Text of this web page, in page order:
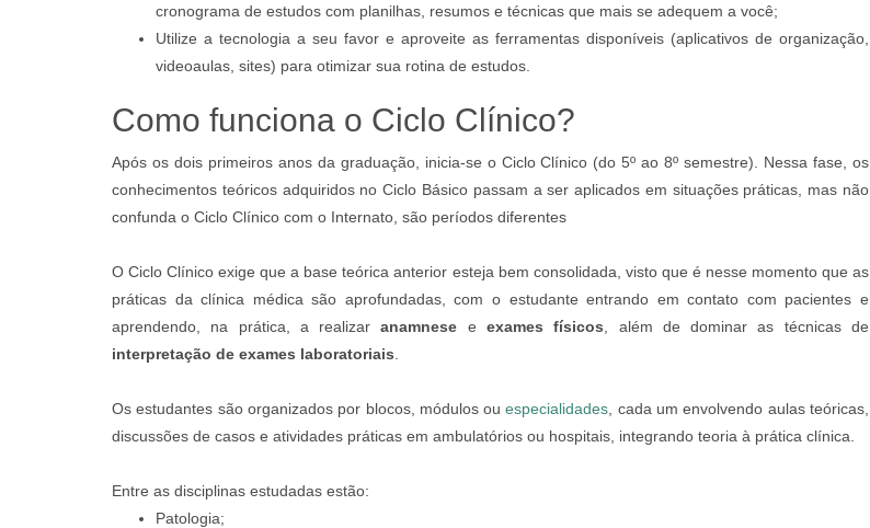
cronograma de estudos com planilhas, resumos e técnicas que mais se adequem a você;
Utilize a tecnologia a seu favor e aproveite as ferramentas disponíveis (aplicativos de organização,
videoaulas, sites) para otimizar sua rotina de estudos.
Como funciona o Ciclo Clínico?
Após os dois primeiros anos da graduação, inicia-se o Ciclo Clínico (do 5º ao 8º semestre). Nessa fase, os
conhecimentos teóricos adquiridos no Ciclo Básico passam a ser aplicados em situações práticas, mas não
confunda o Ciclo Clínico com o Internato, são períodos diferentes
O Ciclo Clínico exige que a base teórica anterior esteja bem consolidada, visto que é nesse momento que as
práticas da clínica médica são aprofundadas, com o estudante entrando em contato com pacientes e
aprendendo, na prática, a realizaranamnese eexames físicos , além de dominar as técnicas de
interpretação de exames laboratoriais
Os estudantes são organizados por blocos, módulos ouespecialidades , cada um envolvendo aulas teóricas,
discussões de casos e atividades práticas em ambulatórios ou hospitais, integrando teoria à prática clínica.
Entre as disciplinas estudadas estão:
Patologia;